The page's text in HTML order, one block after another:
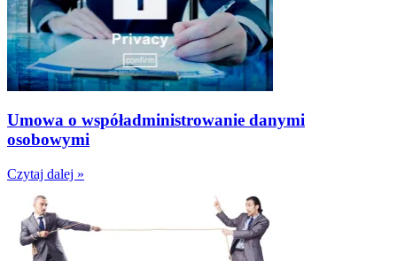
Umowa o współadministrowanie danymi
osobowymi
Czytaj dalej »